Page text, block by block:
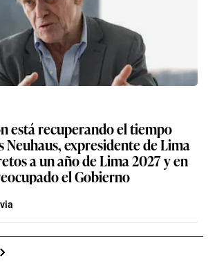
está recuperando el tiempo
Neuhaus, expresidente de Lima
a un año de Lima 2027 y en
el Gobierno